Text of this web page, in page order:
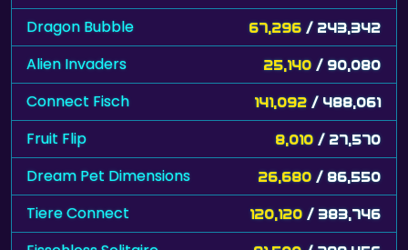
Dragon Bubble 67,296 / 243,342
Alien Invaders 25,140 / 90,080
Connect Fisch 141,092 / 488,061
Fruit Flip 8,010 / 27,570
Dream Pet Dimensions 26,680 / 86,550
Tiere Connect 120,120 / 383,746